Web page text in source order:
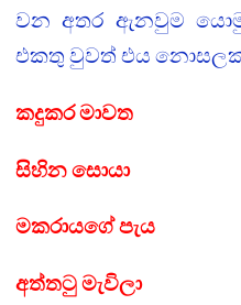
වන අතර ඇනවුම යොමු
එකතු වුවත් එය
කදුකර මාවත
සිහින සොයා
මකරායගේ පැය
අත්තටු මැවිලා